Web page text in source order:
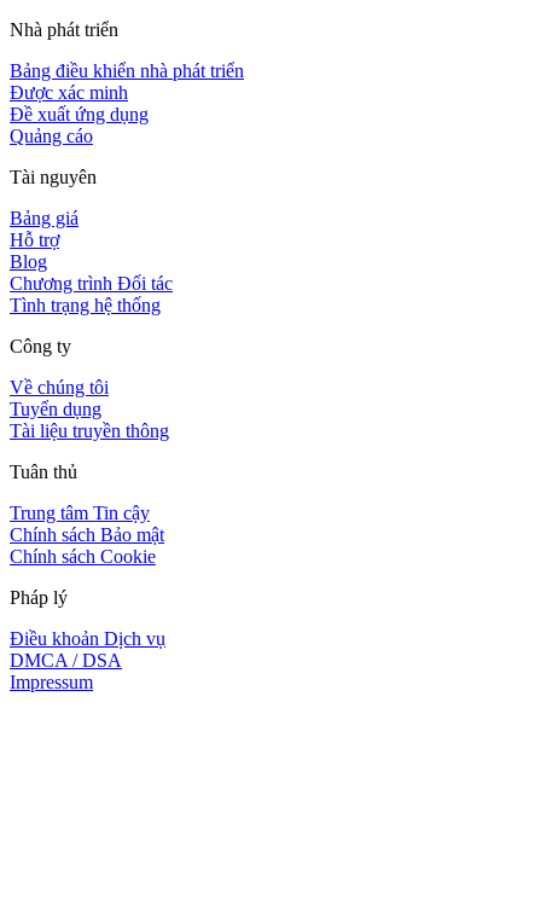
Nhà phát triển
Bảng điều khiển nhà phát triển
Được xác minh
Đề xuất ứng dụng
Quảng cáo
Tài nguyên
Bảng giá
Hỗ trợ
Blog
Chương trình Đối tác
Tình trạng hệ thống
Công ty
Về chúng tôi
Tuyển dụng
Tài liệu truyền thông
Tuân thủ
Trung tâm Tin cậy
Chính sách Bảo mật
Chính sách Cookie
Pháp lý
Điều khoản Dịch vụ
DMCA / DSA
Impressum